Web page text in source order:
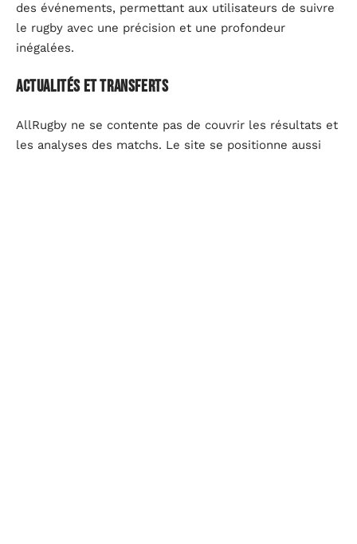
des événements, permettant aux utilisateurs de suivre
le rugby avec une précision et une profondeur
inégalées.
Actualités et transferts
AllRugby ne se contente pas de couvrir les résultats et
les analyses des matchs. Le site se positionne aussi